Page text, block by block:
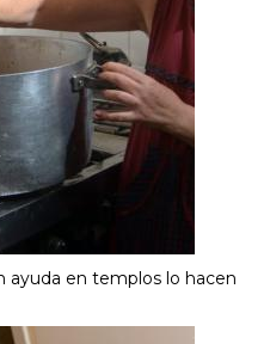
ayuda en templos lo hacen